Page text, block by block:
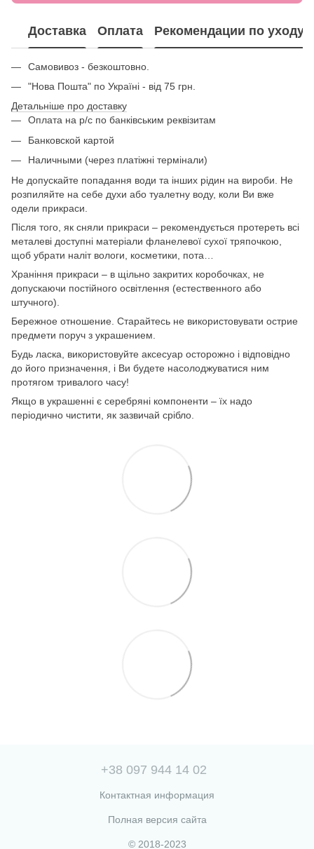
Доставка Оплата Рекомендации по уходу
Самовивоз - безкоштовно.
"Нова Пошта" по Україні - від 75 грн.
Детальніше про доставку
Оплата на р/с по банківським реквізитам
Банковской картой
Наличными (через платіжні термінали)
Не допускайте попадання води та інших рідин на вироби. Не
розпиляйте на себе духи або туалетну воду, коли Ви вже
одели прикраси.
Після того, як сняли прикраси – рекомендується протереть всі
металеві доступні матеріали фланелевої сухої тряпочкою,
щоб убрати наліт вологи, косметики, пота…
Храніння прикраси – в щільно закритих коробочках, не
допускаючи постійного освітлення (естественного або
штучного).
Бережное отношение. Старайтесь не використовувати острие
предмети поруч з украшением.
Будь ласка, використовуйте аксесуар осторожно і відповідно
до його призначення, і Ви будете насолоджуватися ним
протягом тривалого часу!
Якщо в украшенні є серебряні компоненти – їх надо
періодично чистити, як зазвичай срібло.
+38 097 944 14 02
Контактная информация
Полная версия сайта
© 2018-2023